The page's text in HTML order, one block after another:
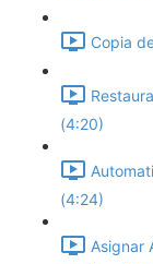
Copia
(4:20)
(4:24)
Asignar